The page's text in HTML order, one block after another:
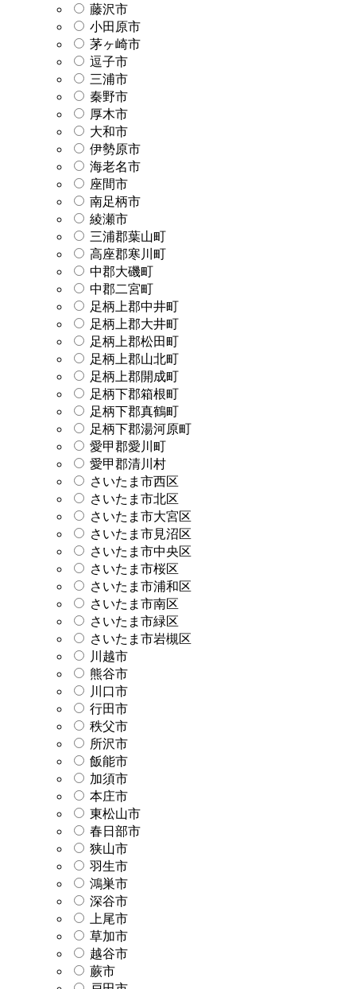
藤沢市
小田原市
茅ヶ崎市
逗子市
三浦市
秦野市
厚木市
大和市
伊勢原市
海老名市
座間市
南足柄市
綾瀬市
三浦郡葉山町
高座郡寒川町
中郡大磯町
中郡二宮町
足柄上郡中井町
足柄上郡大井町
足柄上郡松田町
足柄上郡山北町
足柄上郡開成町
足柄下郡箱根町
足柄下郡真鶴町
足柄下郡湯河原町
愛甲郡愛川町
愛甲郡清川村
さいたま市西区
さいたま市北区
さいたま市大宮区
さいたま市見沼区
さいたま市中央区
さいたま市桜区
さいたま市浦和区
さいたま市南区
さいたま市緑区
さいたま市岩槻区
川越市
熊谷市
川口市
行田市
秩父市
所沢市
飯能市
加須市
本庄市
東松山市
春日部市
狭山市
羽生市
鴻巣市
深谷市
上尾市
草加市
越谷市
蕨市